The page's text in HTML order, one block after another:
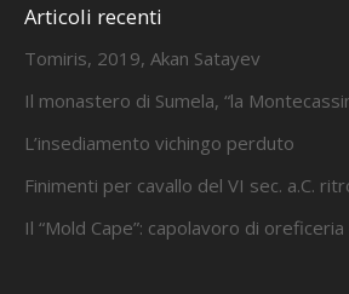
Articoli recenti
Tomiris, 2019, Akan Satayev
Il monastero di Sumela, “la
L’insediamento vichingo perduto
Finimenti per cavallo del VI sec. a.C.
Il “Mold Cape”: capolavoro di